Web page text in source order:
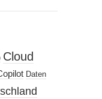
Cloud
Daten